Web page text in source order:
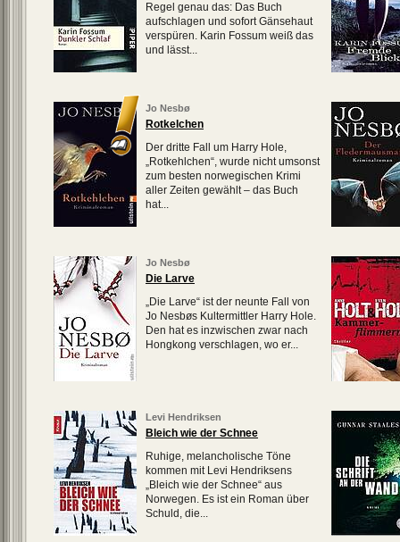
Regel genau das: Das Buch
aufschlagen und sofort Gänsehaut
verspüren. Karin Fossum weiß das
und lässt...
Jo Nesbø
Rotkelchen
Der dritte Fall um Harry Hole,
„Rotkehlchen“, wurde nicht umsonst
zum besten norwegischen Krimi
aller Zeiten gewählt – das Buch
hat...
Jo Nesbø
Die Larve
„Die Larve“ ist der neunte Fall von
Jo Nesbøs Kultermittler Harry Hole.
Den hat es inzwischen zwar nach
Hongkong verschlagen, wo er...
Levi Hendriksen
Bleich wie der Schnee
Ruhige, melancholische Töne
kommen mit Levi Hendriksens
„Bleich wie der Schnee“ aus
Norwegen. Es ist ein Roman über
Schuld, die...